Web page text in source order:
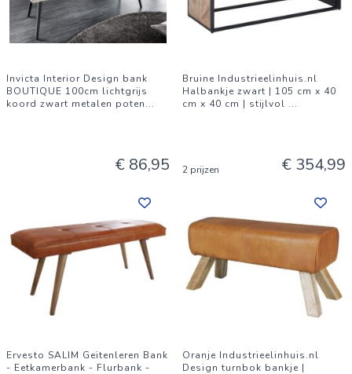
Invicta Interior Design bank
BOUTIQUE 100cm lichtgrijs
koord zwart metalen poten...
€ 86,95
Bruine Industrieelinhuis.nl
Halbankje zwart | 105 cm x 40
cm x 40 cm | stijlvol ...
2 prijzen € 354,99
Ervesto SALIM Geitenleren Bank
- Eetkamerbank - Flurbank -
Oranje Industrieelinhuis.nl
Design turnbok bankje |